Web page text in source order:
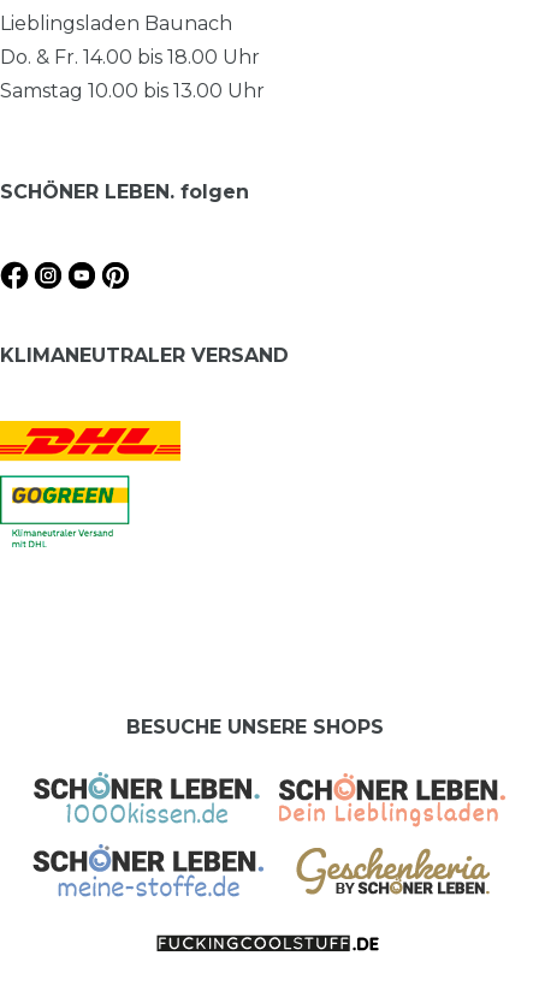
Lieblingsladen Baunach
Do. & Fr. 14.00 bis 18.00 Uhr
Samstag 10.00 bis 13.00 Uhr
SCHÖNER LEBEN. folgen
KLIMANEUTRALER VERSAND
BESUCHE UNSERE SHOPS